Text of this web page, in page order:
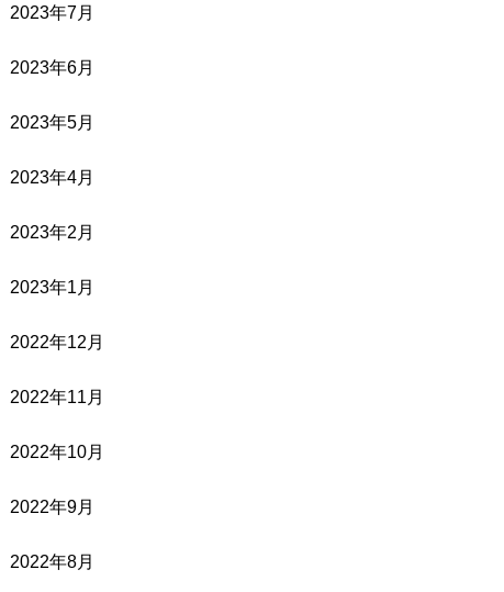
2023年7月
2023年6月
2023年5月
2023年4月
2023年2月
2023年1月
2022年12月
2022年11月
2022年10月
2022年9月
2022年8月